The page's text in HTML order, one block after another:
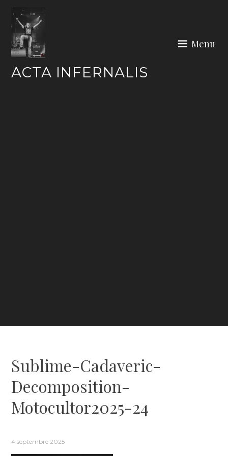
content
ACTA INFERNALIS
Menu
Sublime-Cadaveric-
Decomposition-
Motocultor2025-24
4 septembre 2025